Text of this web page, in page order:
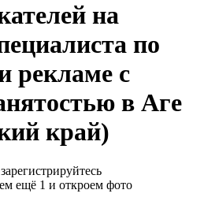
на
по
рекламе с
в Аге
край)
ещё 1 и откроем фото